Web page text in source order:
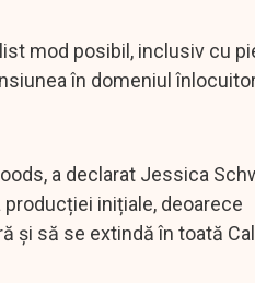
mod posibil, inclusiv cu
în domeniul
a declarat Jessica
inițiale, deoarece
și să se extindă în toată